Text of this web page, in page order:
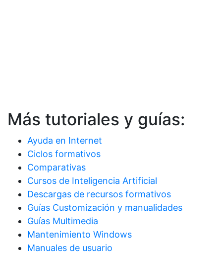
Más tutoriales y guías:
Ayuda en Internet
Ciclos formativos
Comparativas
Cursos de Inteligencia Artificial
Descargas de recursos formativos
Guías Customización y manualidades
Guías Multimedia
Mantenimiento Windows
Manuales de usuario